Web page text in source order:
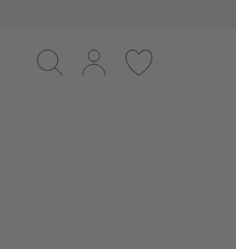
Suche Log-in Merkliste